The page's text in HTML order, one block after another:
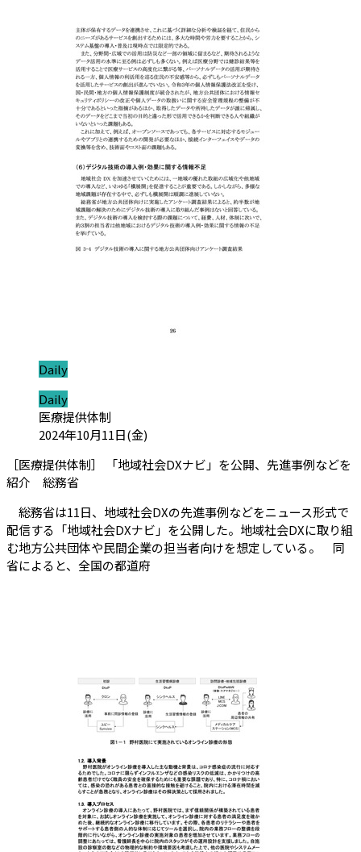
ジャンル:
Daily
ジャンル:
Daily
カテゴリ:医療提供体制
投稿日:2024年10月11日(金)
［医療提供体制］ 「地域社会DXナビ」を公開、先進事例などを
紹介 総務省（会員限定記事）
総務省は11日、地域社会DXの先進事例などをニュース形式で
配信する「地域社会DXナビ」を公開した。地域社会DXに取り組
む地方公共団体や民間企業の担当者向けを想定している。 同
省によると、全国の都道府